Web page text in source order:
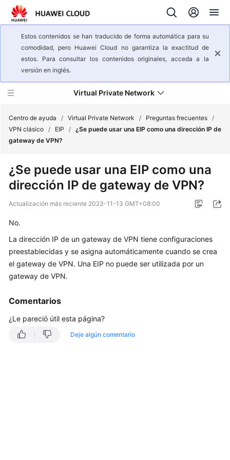
Estos contenidos se han traducido de forma automática para su
comodidad, pero Huawei Cloud no garantiza la exactitud de
estos. Para consultar los contenidos originales, acceda a la
versión en inglés.
Virtual Private Network
del
servicio
Pasos
Guía
del
usuario
frecuentes
Preguntas
populares
Centro de ayuda / Virtual Private Network / Preguntas frecuentes /
VPN clásico / EIP / ¿Se puede usar una EIP como una dirección IP de
gateway de VPN?
¿Se puede usar una EIP como una
dirección IP de gateway de VPN?
Actualización más reciente 2023-11-13 GMT+08:00
No.
La dirección IP de un gateway de VPN tiene configuraciones
preestablecidas y se asigna automáticamente cuando se crea
el gateway de VPN. Una EIP no puede ser utilizada por un
gateway de VPN.
Comentarios
¿Le pareció útil esta página?
Deje algún comentario